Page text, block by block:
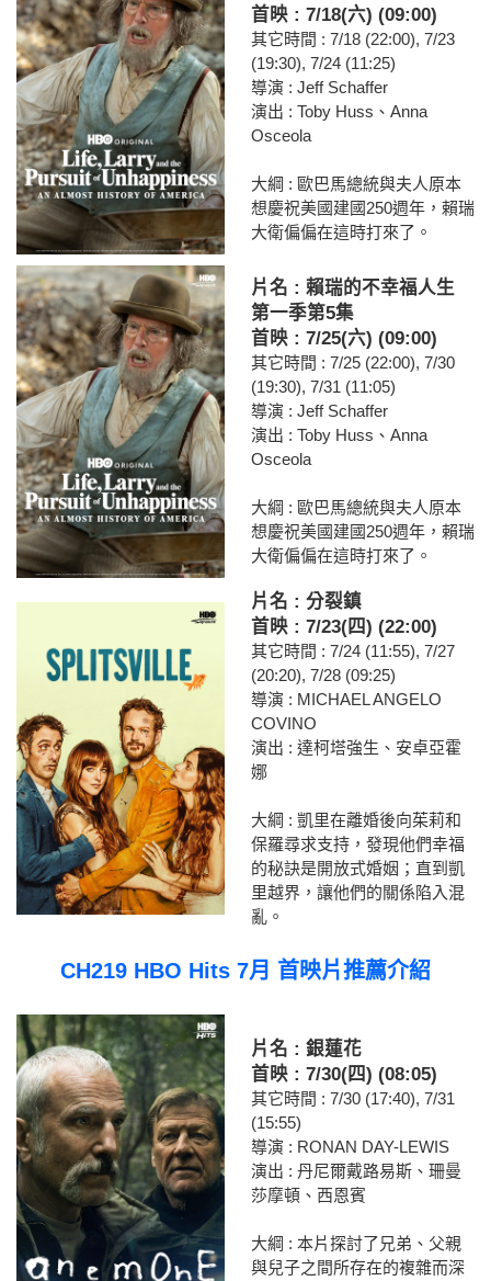
首映 : 7/18(六) (09:00)
其它時間 : 7/18 (22:00), 7/23
(19:30), 7/24 (11:25)
導演 : Jeff Schaffer
演出 : Toby Huss、Anna
Osceola
大綱 : 歐巴馬總統與夫人原本
想慶祝美國建國250週年，賴瑞
大衛偏偏在這時打來了。
片名 : 賴瑞的不幸福人生
第一季第5集
首映 : 7/25(六) (09:00)
其它時間 : 7/25 (22:00), 7/30
(19:30), 7/31 (11:05)
導演 : Jeff Schaffer
演出 : Toby Huss、Anna
Osceola
大綱 : 歐巴馬總統與夫人原本
想慶祝美國建國250週年，賴瑞
大衛偏偏在這時打來了。
片名 : 分裂鎮
首映 : 7/23(四) (22:00)
其它時間 : 7/24 (11:55), 7/27
(20:20), 7/28 (09:25)
導演 : MICHAEL ANGELO
COVINO
演出 : 達柯塔強生、安卓亞霍
娜
大綱 : 凱里在離婚後向茱莉和
保羅尋求支持，發現他們幸福
的秘訣是開放式婚姻；直到凱
里越界，讓他們的關係陷入混
亂。
CH219 HBO Hits 7月 首映片推薦介紹
片名 : 銀蓮花
首映 : 7/30(四) (08:05)
其它時間 : 7/30 (17:40), 7/31
(15:55)
導演 : RONAN DAY-LEWIS
演出 : 丹尼爾戴路易斯、珊曼
莎摩頓、西恩賓
大綱 : 本片探討了兄弟、父親
與兒子之間所存在的複雜而深